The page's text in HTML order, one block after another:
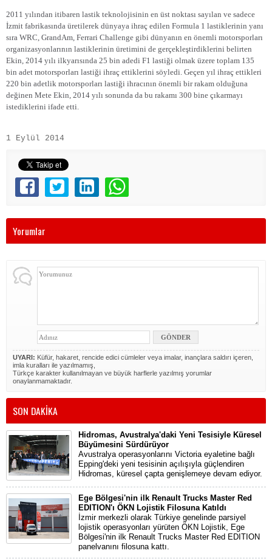
2011 yılından itibaren lastik teknolojisinin en üst noktası sayılan ve sadece
İzmit fabrikasında üretilerek dünyaya ihraç edilen Formula 1 lastiklerinin yanı
sıra WRC, GrandAm, Ferrari Challenge gibi dünyanın en önemli motorsporları
organizasyonlarının lastiklerinin üretimini de gerçekleştirdiklerini belirten
Ekin, 2014 yılı ilkyarısında 25 bin adedi F1 lastiği olmak üzere toplam 135
bin adet motorsporları lastiği ihraç ettiklerini söyledi. Geçen yıl ihraç ettikleri
220 bin adetlik motorsporları lastiği ihracının önemli bir rakam olduğuna
değinen Mete Ekin, 2014 yılı sonunda da bu rakamı 300 bine çıkarmayı
istediklerini ifade etti.
1 Eylül 2014
Yorumlar
UYARI: Küfür, hakaret, rencide edici cümleler veya imalar, inançlara saldırı içeren,
imla kuralları ile yazılmamış,
Türkçe karakter kullanılmayan ve büyük harflerle yazılmış yorumlar
onaylanmamaktadır.
SON DAKİKA
Hidromas, Avustralya'daki Yeni Tesisiyle Küresel
Büyümesini Sürdürüyor
Avustralya operasyonlarını Victoria eyaletine bağlı
Epping'deki yeni tesisinin açılışıyla güçlendiren
Hidromas, küresel çapta genişlemeye devam ediyor.
Ege Bölgesi'nin ilk Renault Trucks Master Red
EDITION'ı ÖKN Lojistik Filosuna Katıldı
İzmir merkezli olarak Türkiye genelinde parsiyel
lojistik operasyonları yürüten ÖKN Lojistik, Ege
Bölgesi'nin ilk Renault Trucks Master Red EDITION
panelvanını filosuna kattı.